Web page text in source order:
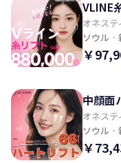
VLINE
オネス
ソウル ·
￥
中顔面
オネス
ソウル ·
￥